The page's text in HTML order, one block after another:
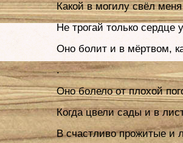
Какой в могилу свёл
Не трогай только сердце
Оно болит и в мёртвом,
.
Оно болело от плохой
Когда цвели сады и в
В счастливо прожитые и